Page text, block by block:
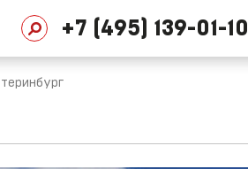
+7 (495) 139-01-10